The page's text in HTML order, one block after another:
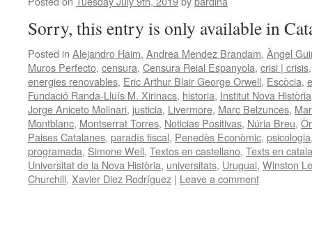
Sorry, this entry is only available in
Posted in Alejandro Haim, Andrea Mendez Brandam, Àngel
Muros Perfecto, censura, Censura Reial Espanyola, crisi | crisis
energies renovables, Eric Arthur Blair George Orwell, Escòcia,
Fundació Randa-Lluís M. Xirinacs, historia, Institut Nova Història
Jorge Aniceto Molinari, justicia, Livermore, Marc Belzunces,
Montblanc, Montserrat Torres, Noticias Positivas, Núria Breu,
Paises Catalanes, paradís fiscal, Penedès Econòmic, psicologia
programada, Simone Weil, Textos en castellano, Texts en catala
Universitat de la Nova Història, universitats, Uruguai, Winston
Churchill, Xavier Diez Rodríguez | Leave a comment